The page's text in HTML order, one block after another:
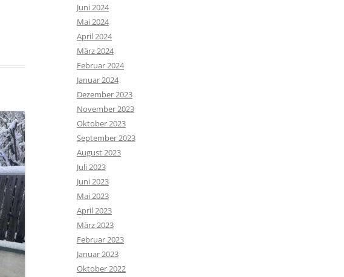
Juni 2024
Mai 2024
April 2024
März 2024
Februar 2024
Januar 2024
Dezember 2023
November 2023
Oktober 2023
September 2023
August 2023
Juli 2023
Juni 2023
Mai 2023
April 2023
März 2023
Februar 2023
Januar 2023
Oktober 2022